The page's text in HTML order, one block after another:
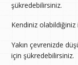
şükredebilirsiniz.
Kendiniz
Yakın çevrenizde
için şükredebilirsiniz.